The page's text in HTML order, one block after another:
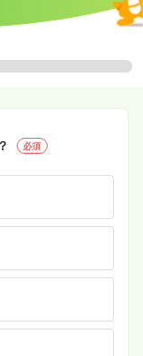
必須